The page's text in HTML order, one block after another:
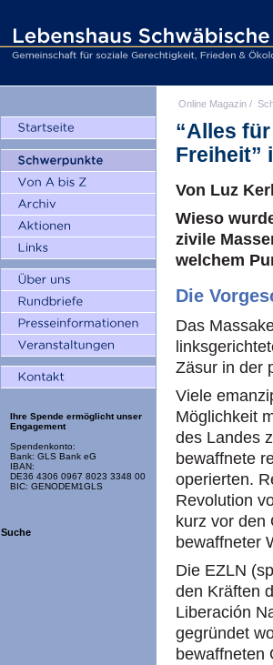
Ihre Spende ermöglicht unser
Engagement
Spendenkonto:
Bank: GLS Bank eG
IBAN:
DE36 4306 0967 8023 3348 00
BIC: GENODEM1GLS
Suche
Online Magazin /
“Alles
Freiheit”
Von Luz
Wieso
zivile
welchem
Die
Das
Zäsur in der
Viele
Möglichkeit
des Landes
bewaffnete
operierten.
Revolution
kurz vor den
bewaffneter
Die EZLN
den Kräften
Liberación
gegründet
bewaffneten